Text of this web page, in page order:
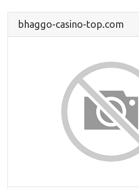
bhaggo-casino-top.com